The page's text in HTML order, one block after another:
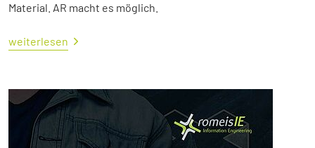
Material. AR macht es möglich.
weiterlesen